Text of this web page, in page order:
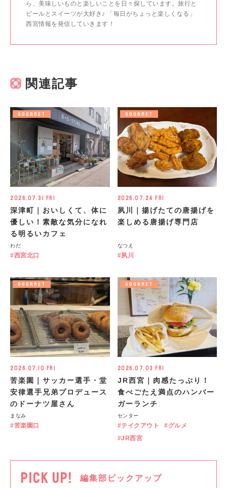
ら、美味しいものと楽しいことを日々探しています。旅行と
ビールとスイーツが大好き♪ 「毎日がちょっと楽しくなる」
西宮情報を発信していきます！
関連記事
GOURMET
2026.07.31 Fri
深津町｜おいしくて、体に
優しい！素敵な気分になれ
る明るいカフェ
わだ
西宮北口
GOURMET
2026.07.24 Fri
夙川｜揚げたての唐揚げを
楽しめる唐揚げ専門店
なつえ
夙川
GOURMET
2026.07.10 Fri
苦楽園｜サッカー選手・堂
安律選手兄弟プロデュース
のドーナツ屋さん
まなみ
苦楽園口
GOURMET
2026.07.03 Fri
JR西宮｜肉感たっぷり！
食べごたえ満点のハンバー
ガーランチ
センター
テイクアウト
グルメ
JR西宮
PICK UP! 編集部ピックアップ